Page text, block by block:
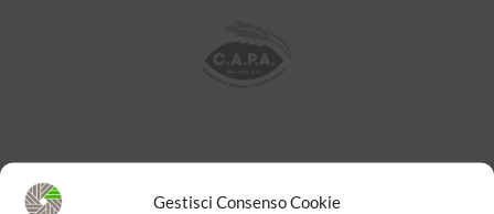
Gestisci Consenso Cookie